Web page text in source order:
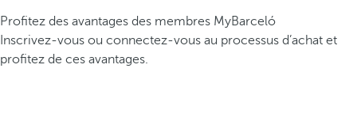
Profitez des avantages des membres MyBarceló
Inscrivez-vous ou connectez-vous au processus d’achat et
profitez de ces avantages.